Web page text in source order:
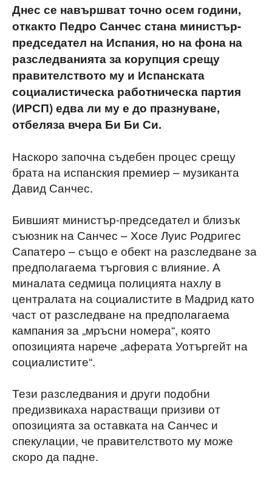
Днес се навършват точно осем години,
откакто Педро Санчес стана министър-
председател на Испания, но на фона на
разследванията за корупция срещу
правителството му и Испанската
социалистическа работническа партия
(ИРСП) едва ли му е до празнуване,
отбеляза вчера Би Би Си.
Наскоро започна съдебен процес срещу
брата на испанския премиер – музиканта
Давид Санчес.
Бившият министър-председател и близък
съюзник на Санчес – Хосе Луис Родригес
Сапатеро – също е обект на разследване за
предполагаема търговия с влияние. А
миналата седмица полицията нахлу в
централата на социалистите в Мадрид като
част от разследване на предполагаема
кампания за „мръсни номера“, която
опозицията нарече „аферата Уотъргейт на
социалистите“.
Тези разследвания и други подобни
предизвикаха нарастващи призиви от
опозицията за оставката на Санчес и
спекулации, че правителството му може
скоро да падне.